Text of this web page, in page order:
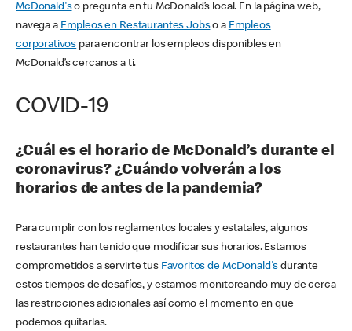
McDonald'so pregunta en tu McDonald’s local. En la página web,
navega a Empleos en Restaurantes Jobso a Empleos
corporativos para encontrar los empleos disponibles en
McDonald’s cercanos a ti.
COVID-19
¿Cuál es el horario de McDonald’s durante el
coronavirus? ¿Cuándo volverán a los
horarios de antes de la pandemia?
Para cumplir con los reglamentos locales y estatales, algunos
restaurantes han tenido que modificar sus horarios. Estamos
comprometidos a servirte tus Favoritos de McDonald's durante
estos tiempos de desafíos, y estamos monitoreando muy de cerca
las restricciones adicionales así como el momento en que
podemos quitarlas.